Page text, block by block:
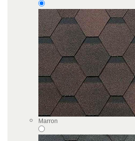
Marron